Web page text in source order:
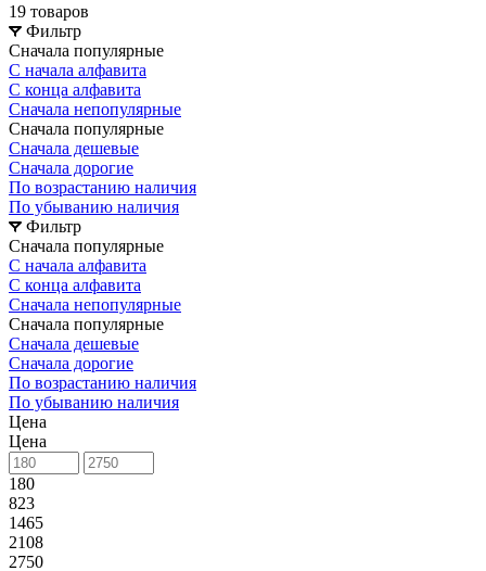
19 товаров
Фильтр
Сначала популярные
С начала алфавита
С конца алфавита
Сначала непопулярные
Сначала популярные
Сначала дешевые
Сначала дорогие
По возрастанию наличия
По убыванию наличия
Фильтр
Сначала популярные
С начала алфавита
С конца алфавита
Сначала непопулярные
Сначала популярные
Сначала дешевые
Сначала дорогие
По возрастанию наличия
По убыванию наличия
Цена
Цена
180
823
1465
2108
2750